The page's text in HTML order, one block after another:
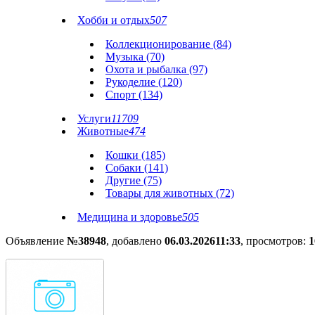
Хобби и отдых507
Коллекционирование (84)
Музыка (70)
Охота и рыбалка (97)
Рукоделие (120)
Спорт (134)
Услуги11709
Животные474
Кошки (185)
Собаки (141)
Другие (75)
Товары для животных (72)
Медицина и здоровье505
Объявление №38948, добавлено 06.03.202611:33, просмотров: